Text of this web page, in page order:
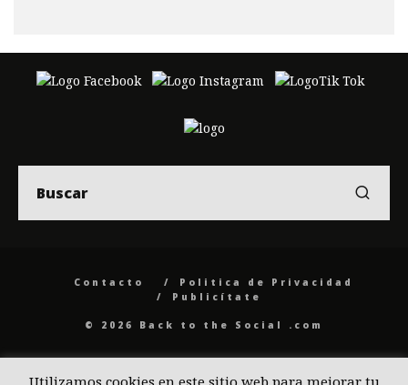
Contacto
Politica de Privacidad
Publicítate
© 2026 Back to the Social .com